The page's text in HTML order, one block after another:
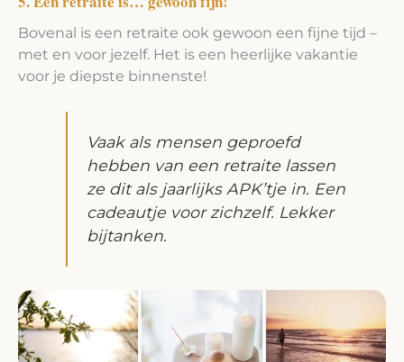
Bovenal is een retraite ook gewoon een fijne tijd –
met en voor jezelf. Het is een heerlijke vakantie
voor je diepste binnenste!
Vaak als mensen geproefd
hebben van een retraite lassen
ze dit als jaarlijks APK’tje in. Een
cadeautje voor zichzelf. Lekker
bijtanken.